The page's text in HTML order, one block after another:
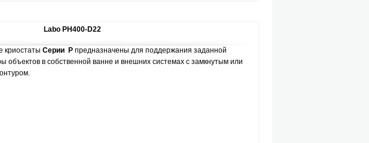
Labo PH400-D22
криостатыСерии P предназначены для поддержания заданной
объектов в собственной ванне и внешних системах с замкнутым или